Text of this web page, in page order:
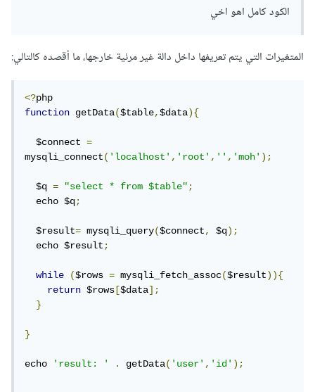
الكود كامل اهو اخي
المتغيرات التي يتم تعريفها داخل دالة غير مرئية خارجها، ما أقصده كالتالي:
<?
function getData($table,$data){
  $connect
=
mysqli_connect('localhost','root','','moh');
  $q
= "select * from $table";
  echo $q
;
  $result
= mysqli_query($connect, $q);
  echo $result
;
while ($rows = mysqli_fetch_assoc($result)){
return $rows [$data];
}
}
echo 'result: ' . getData('user','id');